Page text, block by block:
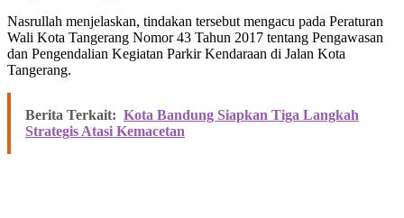
Nasrullah menjelaskan, tindakan tersebut mengacu pada Peraturan
Wali Kota Tangerang Nomor 43 Tahun 2017 tentang Pengawasan
dan Pengendalian Kegiatan Parkir Kendaraan di Jalan Kota
Tangerang.
Berita Terkait: Kota Bandung Siapkan Tiga Langkah
Strategis Atasi Kemacetan